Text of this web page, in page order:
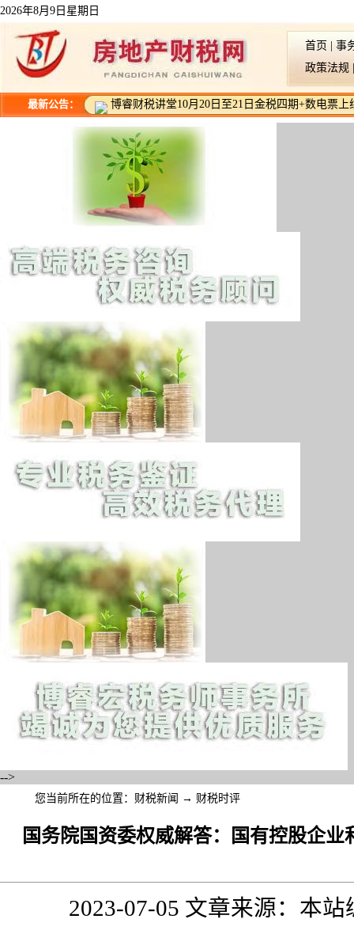
2026年8月9日星期日
首页
事
政策法规
最新公告： 博睿财税讲堂10月20日至21日金税四期+数电票
-->
您当前所在的位置： 财税新闻 → 财税时评
国务院国资委权威解答：国有控股企
2023-07-05 文章来源：本